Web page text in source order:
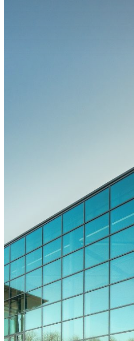
Kongress
2027 in
Freiburg
Downloads
Kongressarchiv
Kongressort